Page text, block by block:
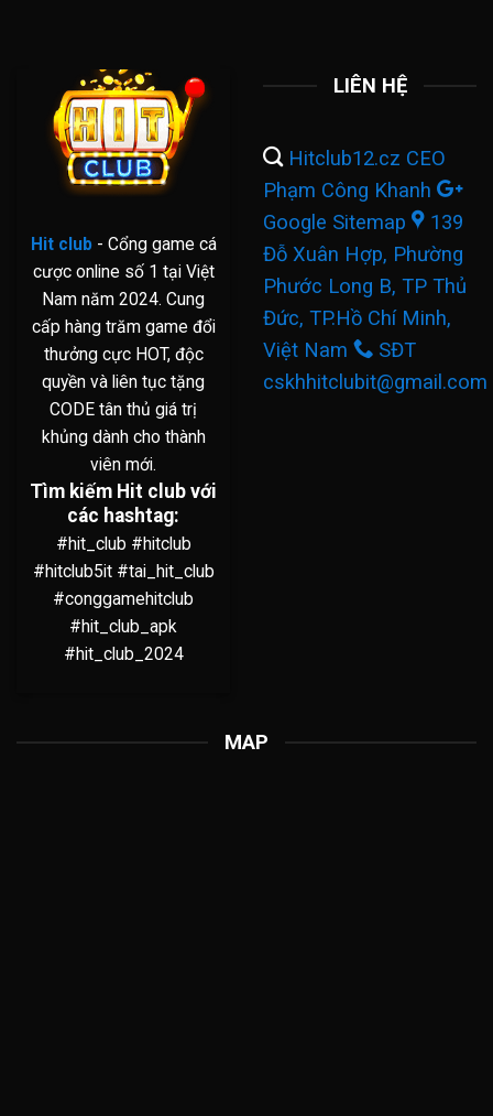
Hit club- Cổng game cá
cược online số 1 tại Việt
Nam năm 2024. Cung
cấp hàng trăm game đổi
thưởng cực HOT, độc
quyền và liên tục tặng
CODE tân thủ giá trị
khủng dành cho thành
viên mới.
Tìm kiếm Hit club với
các hashtag:
#hit_club #hitclub
#hitclub5it #tai_hit_club
#conggamehitclub
#hit_club_apk
#hit_club_2024
LIÊN HỆ
Hitclub12.cz CEO
Phạm Công Khanh
Google Sitemap
139
Đỗ Xuân Hợp, Phường
Phước Long B, TP Thủ
Đức, TP.Hồ Chí Minh,
Việt Nam
SĐT
cskhhitclubit@gmail.com
MAP